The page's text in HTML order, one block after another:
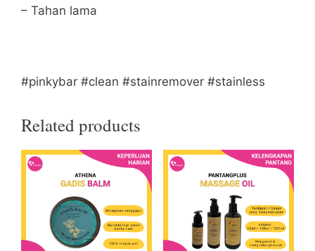
– Tahan lama
#pinkybar #clean #stainremover #stainless
Related products